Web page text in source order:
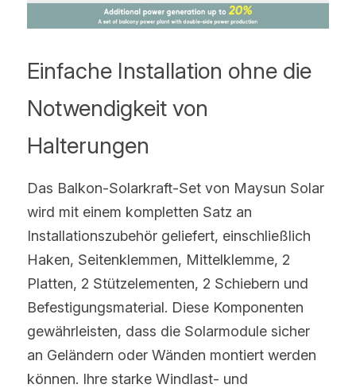
Einfache Installation ohne die
Notwendigkeit von
Halterungen
Das Balkon-Solarkraft-Set von Maysun Solar
wird mit einem kompletten Satz an
Installationszubehör geliefert, einschließlich
Haken, Seitenklemmen, Mittelklemme, 2
Platten, 2 Stützelementen, 2 Schiebern und
Befestigungsmaterial. Diese Komponenten
gewährleisten, dass die Solarmodule sicher
an Geländern oder Wänden montiert werden
können. Ihre starke Windlast- und